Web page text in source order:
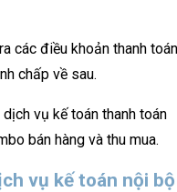
các điều khoản thanh toán
chấp về sau.
vụ kế toán thanh toán
bán hàng và thu mua.
vụ kế toán nội bộ